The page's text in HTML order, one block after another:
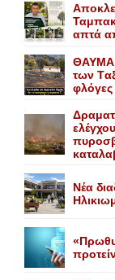
απτά
ΘΑΥΜΑ
των
φλόγες
Nέα